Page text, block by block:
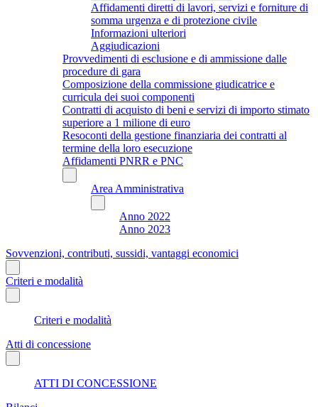
Affidamenti diretti di lavori, servizi e forniture di
somma urgenza e di protezione civile
Informazioni ulteriori
Aggiudicazioni
Provvedimenti di esclusione e di ammissione dalle
procedure di gara
Composizione della commissione giudicatrice e
curricula dei suoi componenti
Contratti di acquisto di beni e servizi di importo stimato
superiore a 1 milione di euro
Resoconti della gestione finanziaria dei contratti al
termine della loro esecuzione
Affidamenti PNRR e PNC
Area Amministrativa
Anno 2022
Anno 2023
Sovvenzioni, contributi, sussidi, vantaggi economici
Criteri e modalità
Criteri e modalità
Atti di concessione
ATTI DI CONCESSIONE